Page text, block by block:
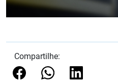
Compartilhe: